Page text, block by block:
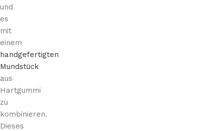
und
es
mit
einem
handgefertigten
Mundstück
aus
Hartgummi
zu
kombinieren.
Dieses